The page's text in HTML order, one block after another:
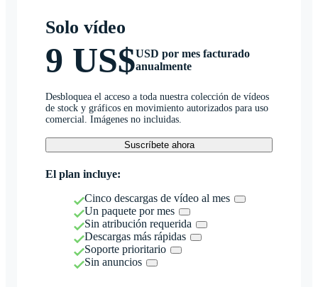
Solo vídeo
9 US$USD por mes facturado
anualmente
Desbloquea el acceso a toda nuestra colección de vídeos
de stock y gráficos en movimiento autorizados para uso
comercial. Imágenes no incluidas.
Suscríbete ahora
El plan incluye:
Cinco descargas de vídeo al mes
Un paquete por mes
Sin atribución requerida
Descargas más rápidas
Soporte prioritario
Sin anuncios